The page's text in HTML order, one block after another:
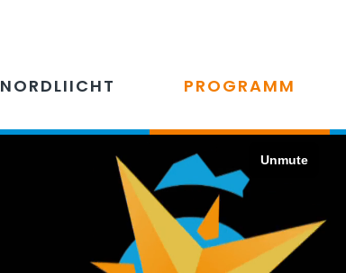
NORDLIICHT PROGRAMM